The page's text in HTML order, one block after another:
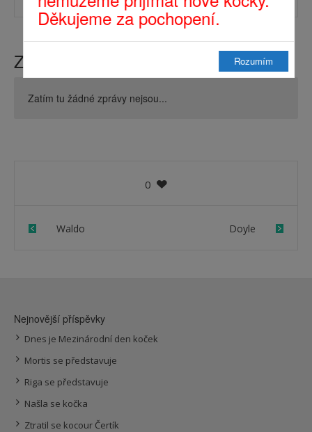
Zprávy z domova
Zatím tu žádné zprávy nejsou...
0
Waldo Doyle
Nejnovější příspěvky
Dnes je Mezinárodní den koček
Mortis se představuje
Riga se představuje
Našla se kočka
Ztratil se kocour Čertík
Děkujeme za pochopení.
Rozumím